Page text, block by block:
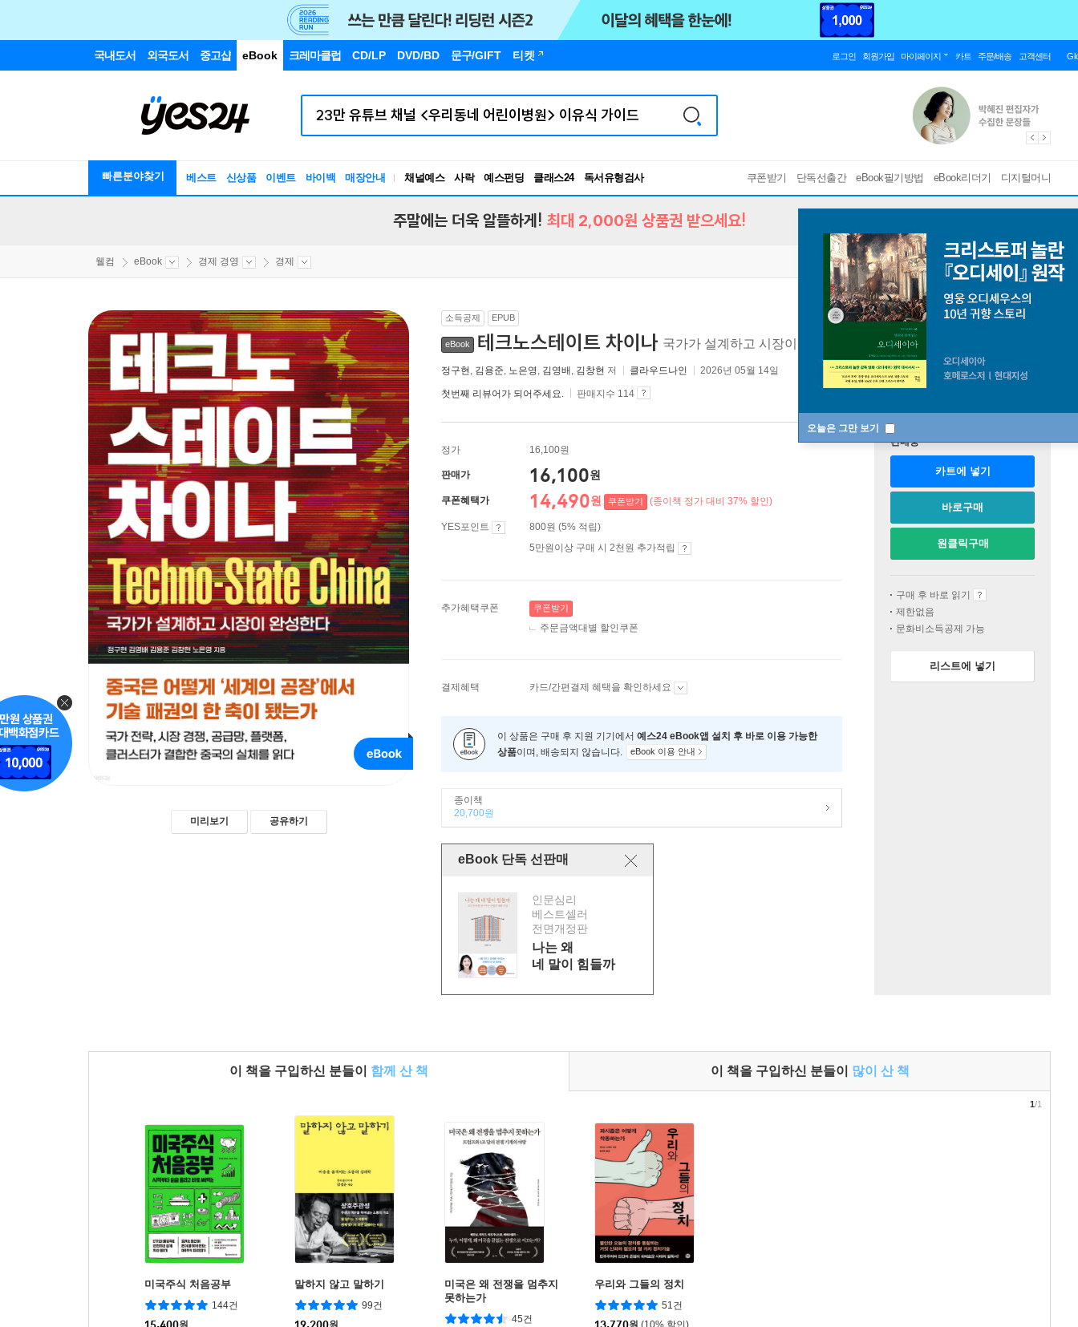
국내도서 외국도서 중고샵 eBook 크레마클럽 CD/LP DVD/BD 문구/GIFT 티켓 로그인 회원가입 마이페이지 카트 주문/배송 고객센터
빠른분야찾기 베스트 신상품 이벤트 바이백 매장안내 채널예스 사락 예스펀딩 클래스24
독서유형검사
RBTI Lab
쿠폰받기 단독선출간 eBook필기방법 eBook리더기 디지털머니
오늘은 그만 보기
주말에는 더욱 알뜰하게! 최대 2,000원 상품권 받으세요!
웰컴 eBook 경제 경영 경제
미리보기 공유하기
소득공제 EPUB
eBook 테크노스테이트 차이나 국가가 설계하고 시장이 완성한다 [ EPUB ]
정구현 , 김용준, 노은영, 김영배 , 김창현 저 클라우드나인 2026년 05월 14일
첫번째 리뷰어가 되어주세요. 판매지수 114
정가 16,100원
판매가 16,100원
쿠폰혜택가 14,490원 쿠폰받기 (종이책 정가 대비 37% 할인)
YES포인트
800원 (5% 적립)
5만원이상 구매 시 2천원 추가적립
추가혜택쿠폰 쿠폰받기
주문금액대별 할인쿠폰
결제혜택 카드/간편결제 혜택을 확인하세요
이 상품은 구매 후 지원 기기에서 예스24 eBook앱 설치 후 바로 이용 가능한
상품이며, 배송되지 않습니다. eBook 이용 안내
종이책
20,700원
eBook 단독 선판매
인문심리
베스트셀러
전면개정판
나는 왜
네 말이 힘들까
판매중
카트에 넣기
바로구매
원클릭구매
구매 후 바로 읽기
제한없음
문화비소득공제 가능
리스트에 넣기
이 책을 구입하신 분들이 함께 산 책 이 책을 구입하신 분들이 많이 산 책
미국주식 처음공부
144건
15,400원
말하지 않고 말하기
99건
19,200원
미국은 왜 전쟁을 멈추지
못하는가
45건
우리와 그들의 정치
51건
13,770원 (10% 할인)
1/1